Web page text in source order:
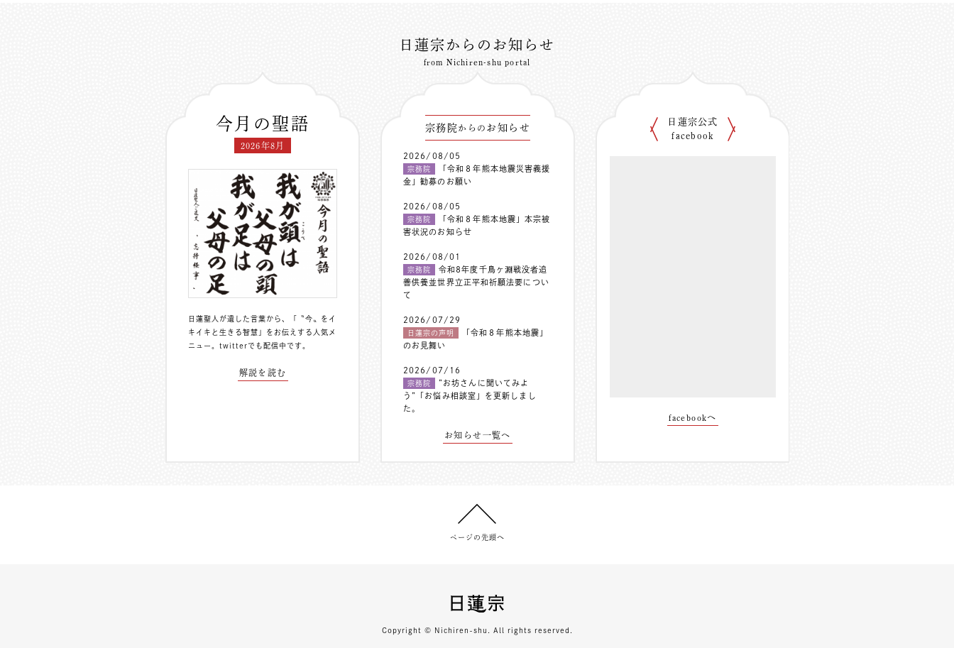
日蓮宗からのお知らせ
from Nichiren-shu portal
今月の聖語
2026年8月
日蓮聖人が遺した言葉から、「〝今〟をイ
キイキと生きる智慧」をお伝えする人気メ
ニュー。 twitterでも配信中 です。
解説を読む
宗務院からの お知らせ
2026/08/05
宗務院
「令和８年熊本地震災害義援
金」勧募のお願い
2026/08/05
宗務院
「令和８年熊本地震」本宗被
害状況のお知らせ
2026/08/01
宗務院
令和8年度千鳥ヶ淵戦没者追
善供養並世界立正平和祈願法要につい
て
2026/07/29
日蓮宗の声明
「令和８年熊本地震」
のお見舞い
2026/07/16
宗務院
”お坊さんに聞いてみよ
う”「お悩み相談室」を更新しまし
た。
お知らせ一覧へ
日蓮宗公式
facebook
facebookへ
ページの先頭へ
Copyright © Nichiren-shu. All rights reserved.